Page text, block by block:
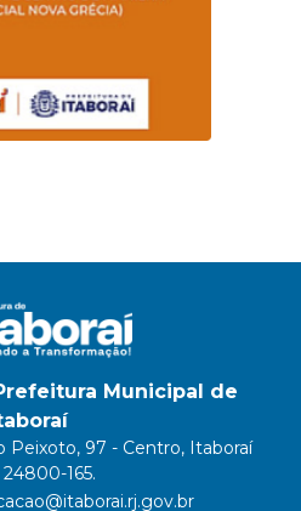
Municipal de
Peixoto, 97 - Centro, Itaboraí
24800-165.